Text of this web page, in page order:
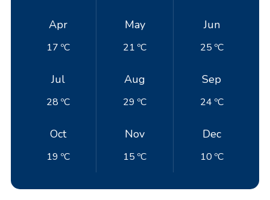
Apr
17 ºC
May
21 ºC
Jun
25 ºC
Jul
28 ºC
Aug
29 ºC
Sep
24 ºC
Oct
19 ºC
Nov
15 ºC
Dec
10 ºC